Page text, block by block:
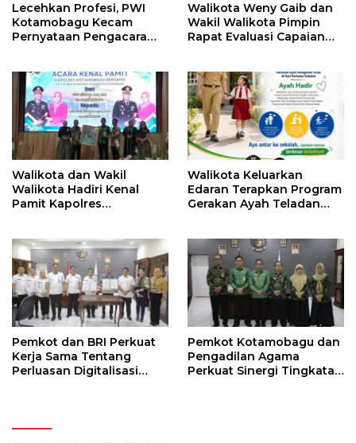
Lecehkan Profesi, PWI
Kotamobagu Kecam
Pernyataan Pengacara
Walikota Weny Gaib dan
Wakil Walikota Pimpin
Rapat Evaluasi Capaian
Walikota dan Wakil
Walikota Hadiri Kenal
Pamit Kapolres
Walikota Keluarkan
Edaran Terapkan Program
Gerakan Ayah Teladan
Pemkot dan BRI Perkuat
Kerja Sama Tentang
Perluasan Digitalisasi
Pemkot Kotamobagu dan
Pengadilan Agama
Perkuat Sinergi Tingkatan